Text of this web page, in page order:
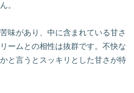
。
味があり、中に含まれている甘さ
ームとの相性は抜群です。不快な
と言うとスッキリとした甘さが特